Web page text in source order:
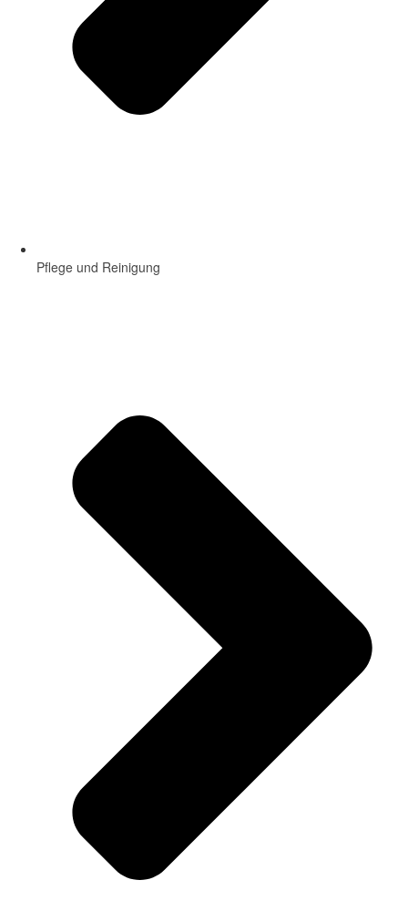
Pflege und Reinigung